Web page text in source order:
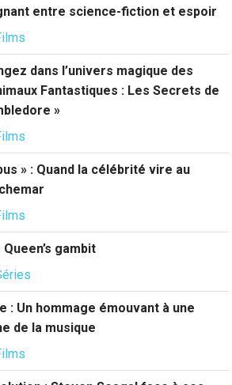
entre science-fiction et espoir
dans l’univers magique des
Fantastiques : Les Secrets de
»
» : Quand la célébrité vire au
gambit
: Un hommage émouvant à une
de la musique